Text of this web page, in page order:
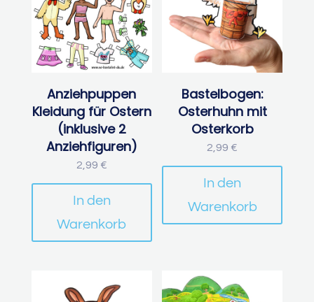
Anziehpuppen
Kleidung für Ostern
(inklusive 2
Anziehfiguren)
2,99 €
In den
Warenkorb
Bastelbogen:
Osterhuhn mit
Osterkorb
2,99 €
In den
Warenkorb